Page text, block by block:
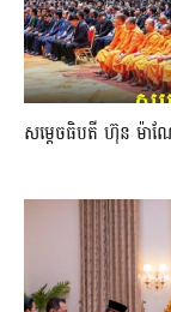
សម្តេចធិបតី ហ៊ុន ម៉ាណ